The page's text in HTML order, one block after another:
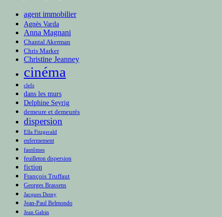
agent immobilier
Agnès Varda
Anna Magnani
Chantal Akerman
Chris Marker
Christine Jeanney
cinéma
clefs
dans les murs
Delphine Seyrig
demeure et demeurés
dispersion
Ella Fitzgerald
enfermement
fantômes
feuilleton dispersion
fiction
François Truffaut
Georges Brassens
Jacques Demy
Jean-Paul Belmondo
Jean Gabin